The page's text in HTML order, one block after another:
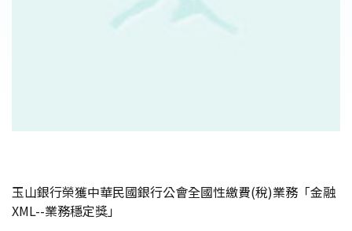
玉山銀行榮獲中華民國銀行公會全國性繳費(稅)業務「金融
XML--業務穩定獎」